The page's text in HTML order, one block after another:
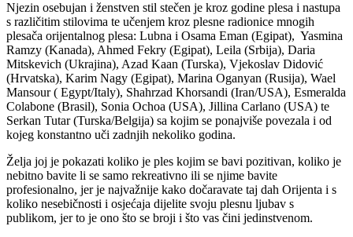
Njezin osebujan i ženstven stil stečen je kroz godine plesa i nastupa
s različitim stilovima te učenjem kroz plesne radionice mnogih
plesača orijentalnog plesa: Lubna i Osama Eman (Egipat), Yasmina
Ramzy (Kanada), Ahmed Fekry (Egipat), Leila (Srbija), Daria
Mitskevich (Ukrajina), Azad Kaan (Turska), Vjekoslav Didović
(Hrvatska), Karim Nagy (Egipat), Marina Oganyan (Rusija), Wael
Mansour ( Egypt/Italy), Shahrzad Khorsandi (Iran/USA), Esmeralda
Colabone (Brasil), Sonia Ochoa (USA), Jillina Carlano (USA) te
Serkan Tutar (Turska/Belgija) sa kojim se ponajviše povezala i od
kojeg konstantno uči zadnjih nekoliko godina.
Želja joj je pokazati koliko je ples kojim se bavi pozitivan, koliko je
nebitno bavite li se samo rekreativno ili se njime bavite
profesionalno, jer je najvažnije kako dočaravate taj dah Orijenta i s
koliko nesebičnosti i osjećaja dijelite svoju plesnu ljubav s
publikom, jer to je ono što se broji i što vas čini jedinstvenom.